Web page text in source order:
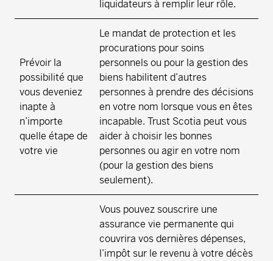
liquidateurs à remplir leur rôle.
Prévoir la
possibilité que
vous deveniez
inapte à
n’importe
quelle étape de
votre vie
Le mandat de protection et les
procurations pour soins
personnels ou pour la gestion des
biens habilitent d’autres
personnes à prendre des décisions
en votre nom lorsque vous en êtes
incapable. Trust Scotia peut vous
aider à choisir les bonnes
personnes ou agir en votre nom
(pour la gestion des biens
seulement).
Vous pouvez souscrire une
assurance vie permanente qui
couvrira vos dernières dépenses,
l’impôt sur le revenu à votre décès